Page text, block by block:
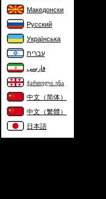
Македонски
Русский
Українська
עברית
فارسی
ქართული ენა
中文（简体）
中文（繁體）
日本語